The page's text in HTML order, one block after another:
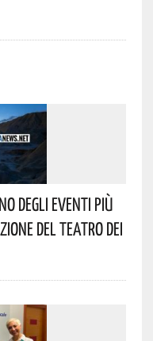
Degli Eventi Più
Del Teatro Dei